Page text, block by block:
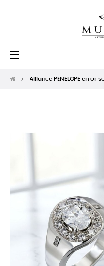
Basculer
☰
Alliance PENELOPE en or